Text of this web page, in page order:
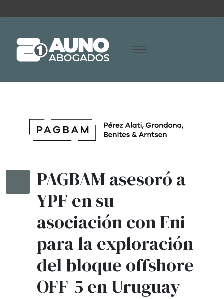
PAGBAM asesoró a
YPF en su
asociación con Eni
para la exploración
del bloque offshore
OFF-5 en Uruguay